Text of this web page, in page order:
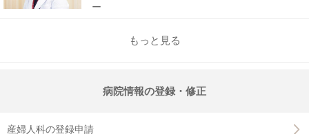
ー
もっと見る
病院情報の登録・修正
産婦人科の登録申請